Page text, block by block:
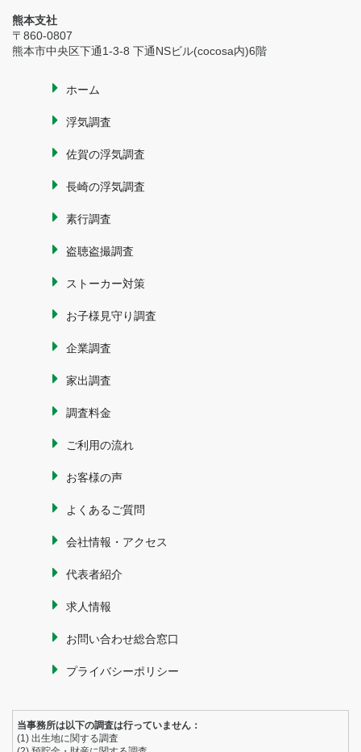
熊本支社
〒860-0807
熊本市中央区下通1-3-8 下通NSビル(cocosa内)6階
ホーム
浮気調査
佐賀の浮気調査
長崎の浮気調査
素行調査
盗聴盗撮調査
ストーカー対策
お子様見守り調査
企業調査
家出調査
調査料金
ご利用の流れ
お客様の声
よくあるご質問
会社情報・アクセス
代表者紹介
求人情報
お問い合わせ総合窓口
プライバシーポリシー
当事務所は以下の調査は行っていません：
(1) 出生地に関する調査